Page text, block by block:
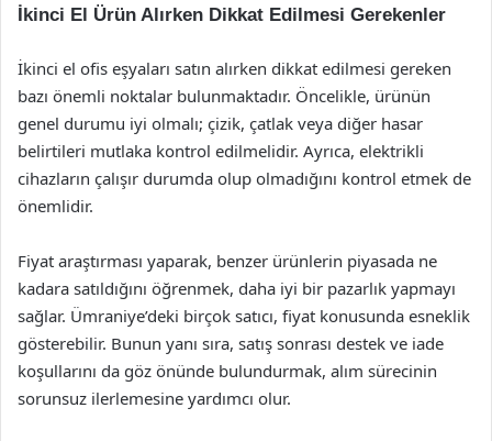
İkinci El Ürün Alırken Dikkat Edilmesi Gerekenler
İkinci el ofis eşyaları satın alırken dikkat edilmesi gereken
bazı önemli noktalar bulunmaktadır. Öncelikle, ürünün
genel durumu iyi olmalı; çizik, çatlak veya diğer hasar
belirtileri mutlaka kontrol edilmelidir. Ayrıca, elektrikli
cihazların çalışır durumda olup olmadığını kontrol etmek de
önemlidir.
Fiyat araştırması yaparak, benzer ürünlerin piyasada ne
kadara satıldığını öğrenmek, daha iyi bir pazarlık yapmayı
sağlar. Ümraniye’deki birçok satıcı, fiyat konusunda esneklik
gösterebilir. Bunun yanı sıra, satış sonrası destek ve iade
koşullarını da göz önünde bulundurmak, alım sürecinin
sorunsuz ilerlemesine yardımcı olur.